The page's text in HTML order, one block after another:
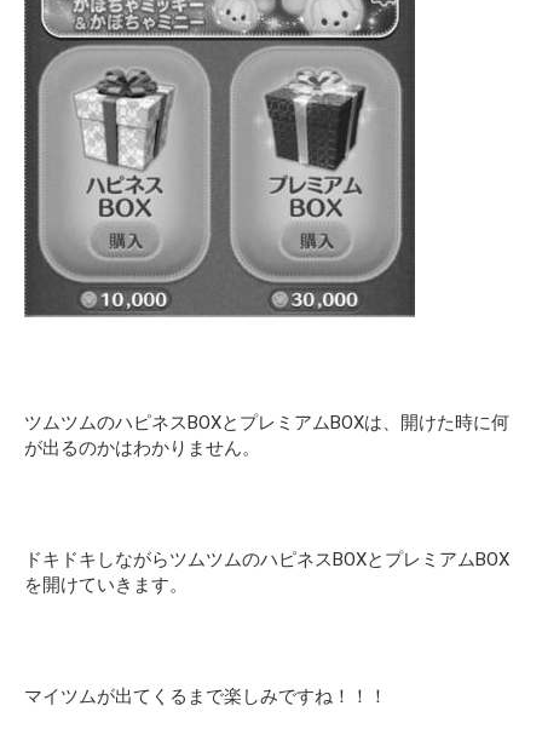
ツムツムのハピネスBOXとプレミアムBOXは、開けた時に何
が出るのかはわかりません。
ドキドキしながらツムツムのハピネスBOXとプレミアムBOX
を開けていきます。
マイツムが出てくるまで楽しみですね！！！